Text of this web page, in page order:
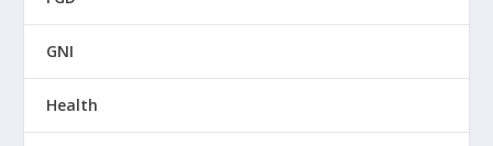
GNI
Health